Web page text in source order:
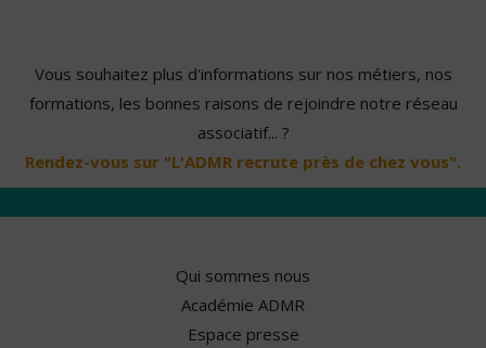
Vous souhaitez plus d'informations sur nos métiers, nos
formations, les bonnes raisons de rejoindre notre réseau
associatif... ?
Rendez-vous sur "L'ADMR recrute près de chez vous".
Qui sommes nous
Académie ADMR
Espace presse